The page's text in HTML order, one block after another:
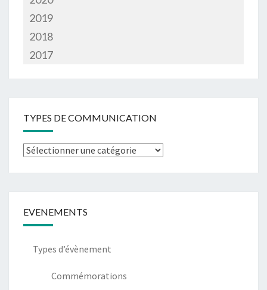
2019
2018
2017
TYPES DE COMMUNICATION
Types
EVENEMENTS
Types d’évènement
Commémorations